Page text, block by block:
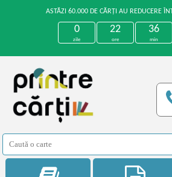
ASTĂZI 60.000 DE CĂRȚI AU REDUCERE
0
zile
22
ore
36
min